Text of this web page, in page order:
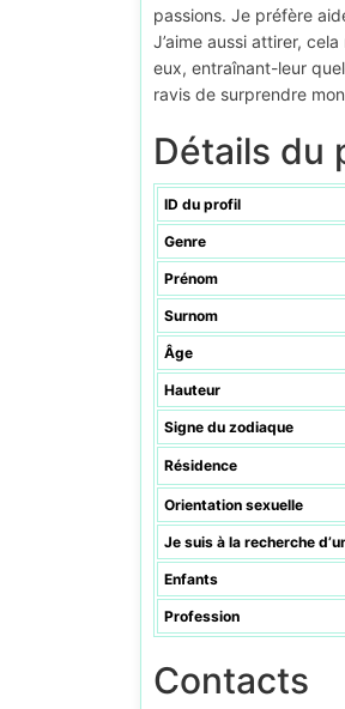
passions. Je préfère
J’aime aussi attirer,
eux, entraînant-leur
ravis de surprendre
Détails du
ID du profil
Genre
Prénom
Surnom
Âge
Hauteur
Signe du zodiaque
Résidence
Orientation sexuelle
Je suis à la recherche
Enfants
Profession
Contacts